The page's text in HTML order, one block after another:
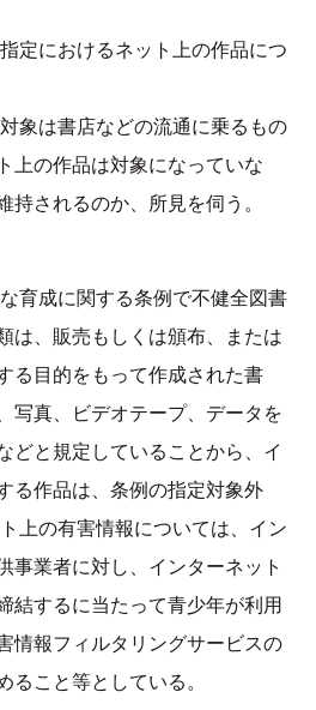
定におけるネット上の作品につ
象は書店などの流通に乗るもの
上の作品は対象になっていな
持されるのか、所見を伺う。
育成に関する条例で不健全図書
は、販売もしくは頒布、または
る目的をもって作成された書
写真、ビデオテープ、データを
と規定していることから、イ
る作品は、条例の指定対象外
上の有害情報については、イン
事業者に対し、インターネット
結するに当たって青少年が利用
情報フィルタリングサービスの
ること等としている。